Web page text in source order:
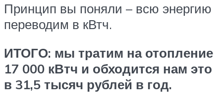
Принцип вы поняли – всю энергию
переводим в кВтч.
ИТОГО: мы тратим на отопление
17 000 кВтч и обходится нам это
в 31,5 тысяч рублей в год.